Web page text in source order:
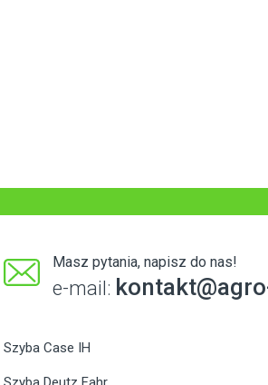
Masz pytania, napisz do nas!
e-mail:
Szyba Case IH